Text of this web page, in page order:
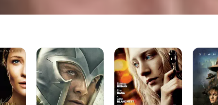
X-
Men:
L'inizio
Hanna
La
Degli
Uomini